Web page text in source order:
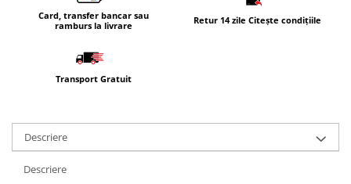
Card, transfer bancar sau
ramburs la livrare
Retur 14 zile Citește condițiile
Transport Gratuit
Descriere
Descriere